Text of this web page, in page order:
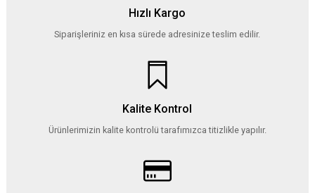
Hızlı Kargo
Siparişleriniz en kısa sürede adresinize teslim edilir.
Kalite Kontrol
Ürünlerimizin kalite kontrolü tarafımızca titizlikle yapılır.